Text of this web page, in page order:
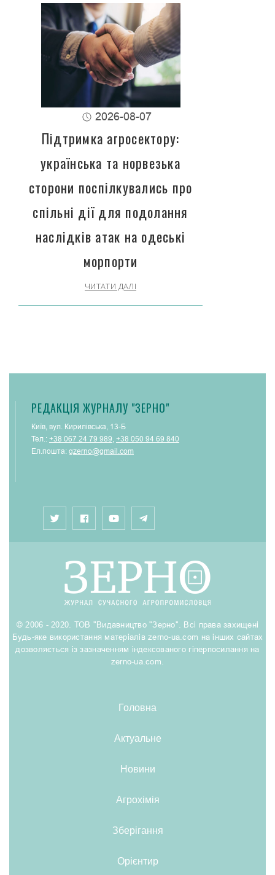
2026-08-07
Підтримка агросектору:
українська та норвезька
сторони поспілкувались про
спільні дії для подолання
наслідків атак на одеські
морпорти
ЧИТАТИ ДАЛІ
РЕДАКЦІЯ ЖУРНАЛУ "ЗЕРНО"
Київ, вул. Кирилівська, 13-Б
Тел.: +38 067 24 79 989, +38 050 94 69 840
Ел.пошта: gzerno@gmail.com
© 2006 - 2020. ТОВ "Видавництво "Зерно". Всі права захищені
Будь-яке використання матеріалів zerno-ua.com на інших сайтах
дозволяється із зазначенням індексованого гіперпосилання на
zerno-ua.com.
Головна
Актуальне
Новини
Агрохімія
Зберігання
Орієнтир